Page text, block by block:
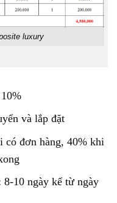
luxury
và lắp đặt
có đơn hàng, 40% khi
10 ngày kể từ ngày